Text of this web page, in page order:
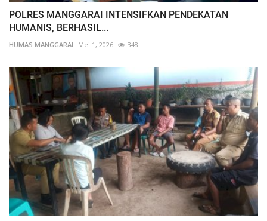
POLRES MANGGARAI INTENSIFKAN PENDEKATAN
HUMANIS, BERHASIL...
HUMAS MANGGARAI Mei 1, 2026 348